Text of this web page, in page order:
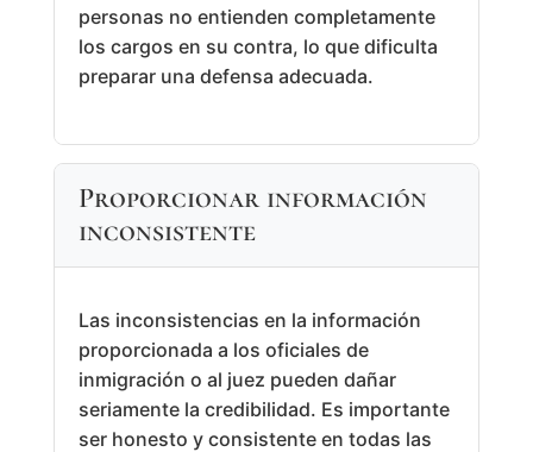
personas no entienden completamente
los cargos en su contra, lo que dificulta
preparar una defensa adecuada.
Proporcionar información
inconsistente
Las inconsistencias en la información
proporcionada a los oficiales de
inmigración o al juez pueden dañar
seriamente la credibilidad. Es importante
ser honesto y consistente en todas las